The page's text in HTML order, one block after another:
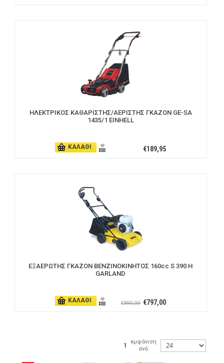
ΗΛΕΚΤΡΙΚΟΣ ΚΑΘΑΡΙΣΤΗΣ/ΑΕΡΙΣΤΗΣ ΓΚΑΖΟΝ GE-SA
1435/1 EINHELL
ΚΑΛΑΘΙ €189,95
ΕΞΑΕΡΩΤΗΣ ΓΚΑΖΟΝ ΒΕΝΖΙΝΟΚΙΝΗΤΟΣ 160cc S 390 H
GARLAND
ΚΑΛΑΘΙ €797,00
€990,00
1
εμφάνιση
ανά